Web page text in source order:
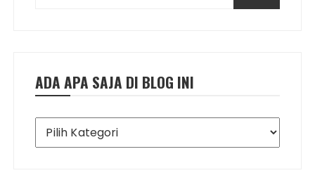
ADA APA SAJA DI BLOG INI
Ada
Apa